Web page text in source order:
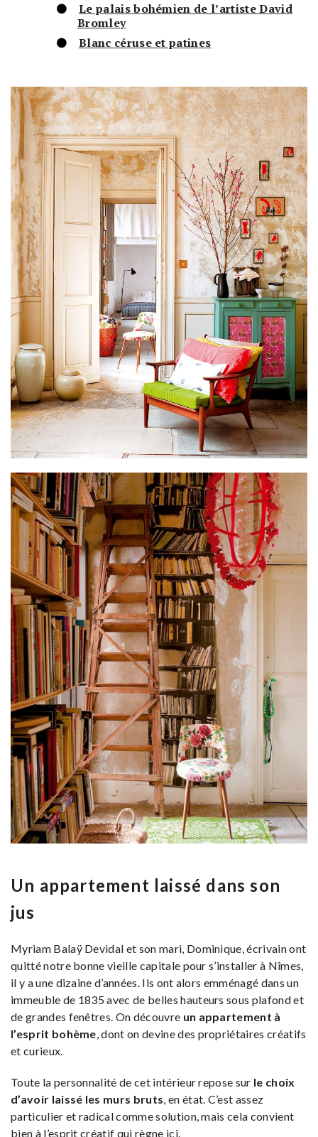
Le palais bohémien de l’artiste David
Bromley
Blanc céruse et patines
Un appartement laissé dans son
jus
Myriam Balaÿ Devidal et son mari, Dominique, écrivain ont
quitté notre bonne vieille capitale pour s’installer à Nîmes,
il y a une dizaine d’années. Ils ont alors emménagé dans un
immeuble de 1835 avec de belles hauteurs sous plafond et
de grandes fenêtres. On découvre un appartement à
l’esprit bohème, dont on devine des propriétaires créatifs
et curieux.
Toute la personnalité de cet intérieur repose sur le choix
d’avoir laissé les murs bruts, en état. C’est assez
particulier et radical comme solution, mais cela convient
bien à l’esprit créatif qui règne ici.